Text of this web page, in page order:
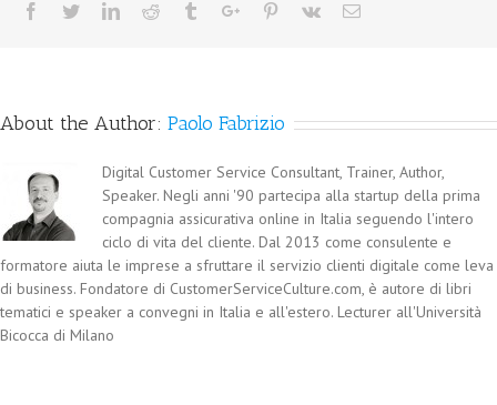
Facebook
TwitterLinkedinReddit TumblrGoogle+Pinterest
Vk Email
About the Author: Paolo Fabrizio
Digital Customer Service Consultant, Trainer, Author,
Speaker. Negli anni '90 partecipa alla startup della prima
compagnia assicurativa online in Italia seguendo l'intero
ciclo di vita del cliente. Dal 2013 come consulente e
formatore aiuta le imprese a sfruttare il servizio clienti digitale come leva
di business. Fondatore di CustomerServiceCulture.com, è autore di libri
tematici e speaker a convegni in Italia e all'estero. Lecturer all'Università
Bicocca di Milano